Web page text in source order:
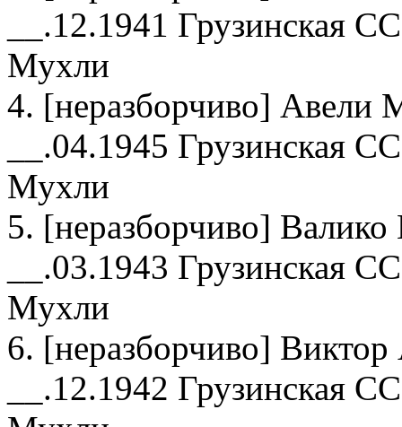
__.12.1941 Грузинская
Мухли
4. [неразборчиво] Авели
__.04.1945 Грузинская
Мухли
5. [неразборчиво]
__.03.1943 Грузинская
Мухли
6. [неразборчиво]
__.12.1942 Грузинская